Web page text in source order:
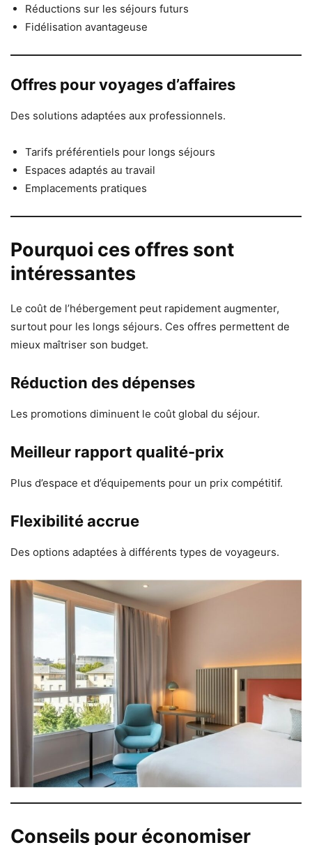
Réductions sur les séjours futurs
Fidélisation avantageuse
Offres pour voyages d’affaires
Des solutions adaptées aux professionnels.
Tarifs préférentiels pour longs séjours
Espaces adaptés au travail
Emplacements pratiques
Pourquoi ces offres sont
intéressantes
Le coût de l’hébergement peut rapidement augmenter,
surtout pour les longs séjours. Ces offres permettent de
mieux maîtriser son budget.
Réduction des dépenses
Les promotions diminuent le coût global du séjour.
Meilleur rapport qualité-prix
Plus d’espace et d’équipements pour un prix compétitif.
Flexibilité accrue
Des options adaptées à différents types de voyageurs.
Conseils pour économiser